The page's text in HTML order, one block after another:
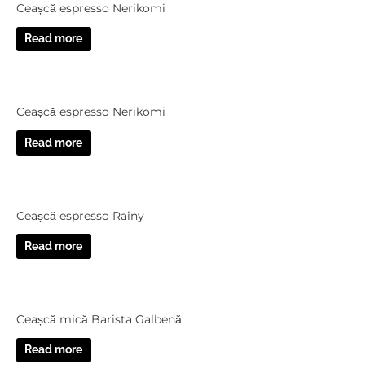
Ceașcă espresso Nerikomi
Read more
Ceașcă espresso Nerikomi
Read more
Ceașcă espresso Rainy
Read more
Ceașcă mică Barista Galbenă
Read more